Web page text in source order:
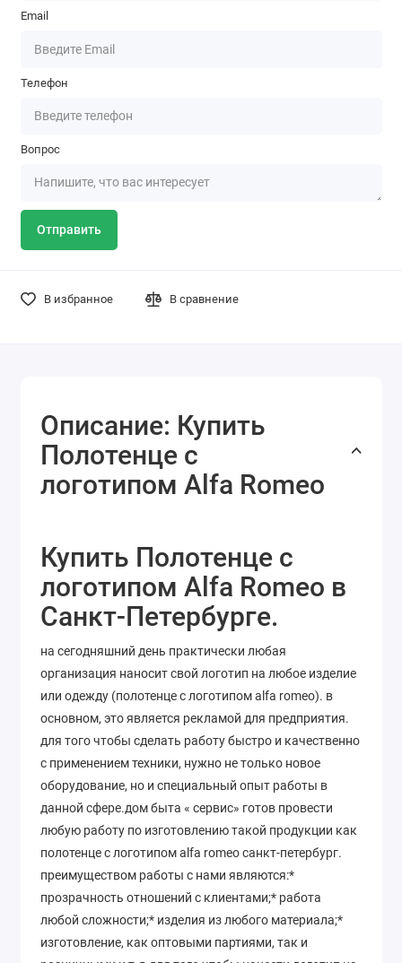
Email
Телефон
Вопрос
Отправить
В избранное В сравнение
Описание: Купить
Полотенце с
логотипом Alfa Romeo
Купить Полотенце с
логотипом Alfa Romeo в
Санкт-Петербурге.
на сегодняшний день практически любая
организация наносит свой логотип на любое изделие
или одежду (полотенце с логотипом alfa romeo). в
основном, это является рекламой для предприятия.
для того чтобы сделать работу быстро и качественно
с применением техники, нужно не только новое
оборудование, но и специальный опыт работы в
данной сфере.дом быта « сервис» готов провести
любую работу по изготовлению такой продукции как
полотенце с логотипом alfa romeo санкт-петербург.
преимуществом работы с нами являются:*
прозрачность отношений с клиентами;* работа
любой сложности;* изделия из любого материала;*
изготовление, как оптовыми партиями, так и